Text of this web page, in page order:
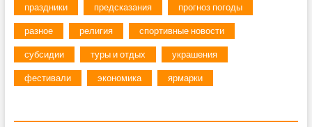
праздники предсказания прогноз погоды
разное религия спортивные новости
субсидии туры и отдых украшения
фестивали экономика ярмарки